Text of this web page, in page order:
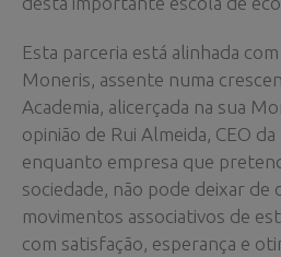
Esta parceria está alinhada
Moneris, assente numa
Academia, alicerçada na sua
opinião de Rui Almeida, CEO
enquanto empresa que
sociedade, não pode deixar de
movimentos associativos de
com satisfação, esperança e